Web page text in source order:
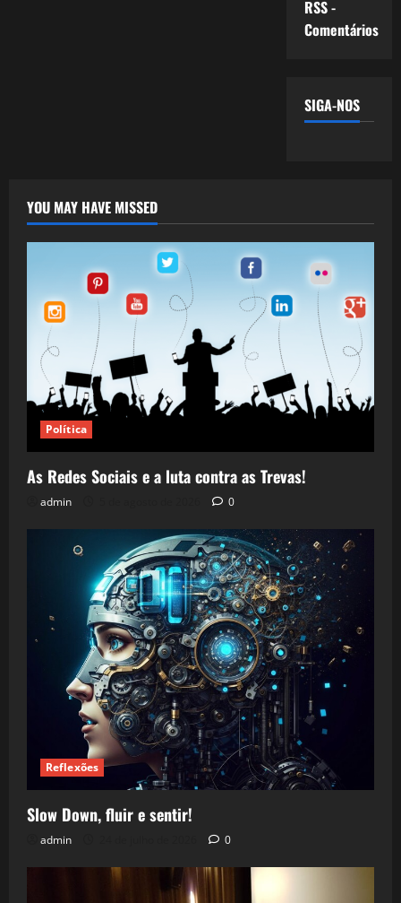
RSS -
Comentários
SIGA-NOS
YOU MAY HAVE MISSED
Política
As Redes Sociais e a luta contra as Trevas!
admin 0
Reflexões
Slow Down, fluir e sentir!
admin 0